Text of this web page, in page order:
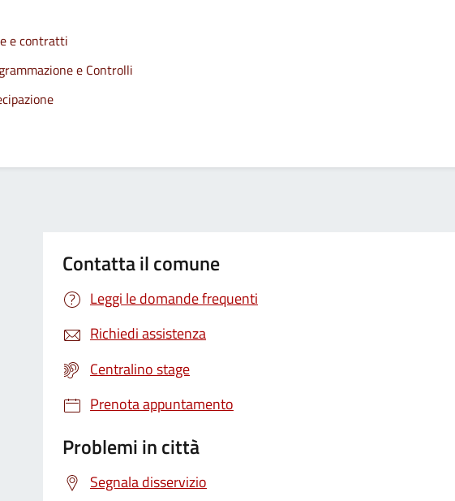
e contratti
e Controlli
Contatta il comune
Leggi le domande frequenti
Richiedi assistenza
Centralino stage
Prenota appuntamento
Problemi in città
Segnala disservizio